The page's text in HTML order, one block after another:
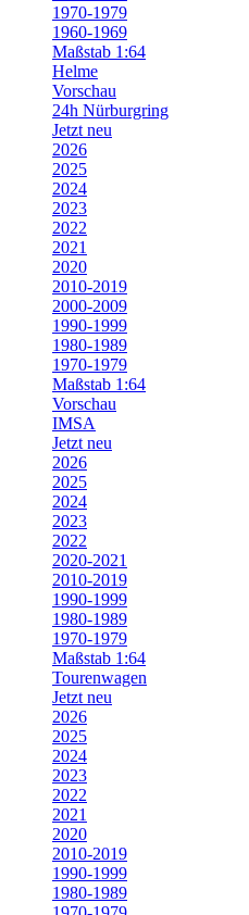
1970-1979
1960-1969
Maßstab 1:64
Helme
Vorschau
24h Nürburgring
Jetzt neu
2026
2025
2024
2023
2022
2021
2020
2010-2019
2000-2009
1990-1999
1980-1989
1970-1979
Maßstab 1:64
Vorschau
IMSA
Jetzt neu
2026
2025
2024
2023
2022
2020-2021
2010-2019
1990-1999
1980-1989
1970-1979
Maßstab 1:64
Tourenwagen
Jetzt neu
2026
2025
2024
2023
2022
2021
2020
2010-2019
1990-1999
1980-1989